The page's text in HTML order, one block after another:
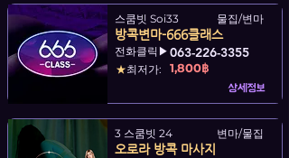
방콕변마-666클래스
물집/변마
스쿰빗 Soi33
전화클릭▶ 063-226-3355
★최저가: 1,800฿
상세정보
오로라 방콕 마사지
변마/물집
3 스쿰빗 24